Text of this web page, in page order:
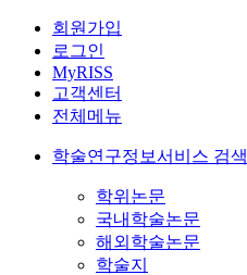
회원가입
로그인
MyRISS
고객센터
전체메뉴
학술연구정보서비스 검색
학위논문
국내학술논문
해외학술논문
학술지